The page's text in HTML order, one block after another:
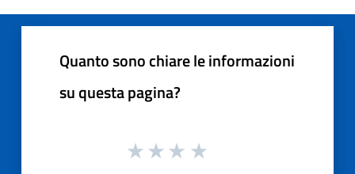
Quanto sono chiare le informazioni
su questa pagina?